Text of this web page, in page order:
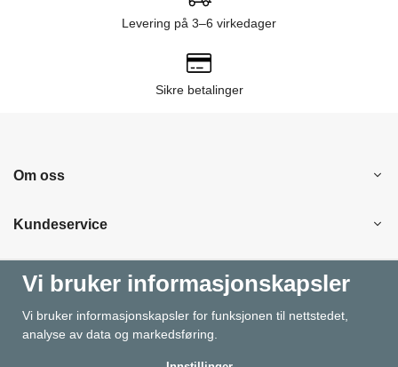
Levering på 3–6 virkedager
Sikre betalinger
Om oss
Kundeservice
Kjøpesenter
Information
Vi bruker informasjonskapsler
Vi bruker informasjonskapsler for funksjonen til nettstedet,
analyse av data og markedsføring.